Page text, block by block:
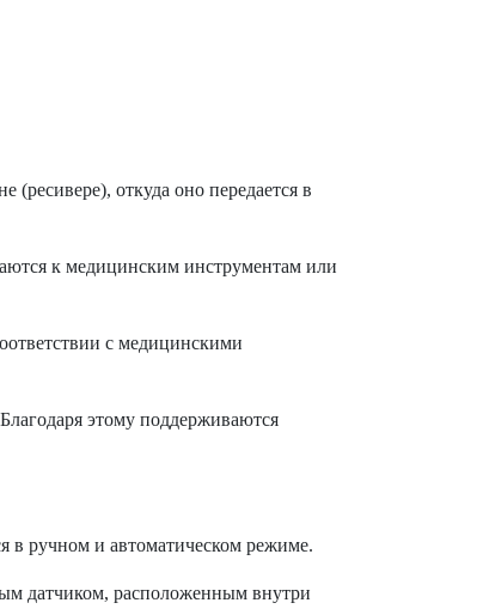
откуда оно передается в
к медицинским инструментам или
с медицинскими
этому поддерживаются
в ручном и автоматическом режиме.
датчиком, расположенным внутри